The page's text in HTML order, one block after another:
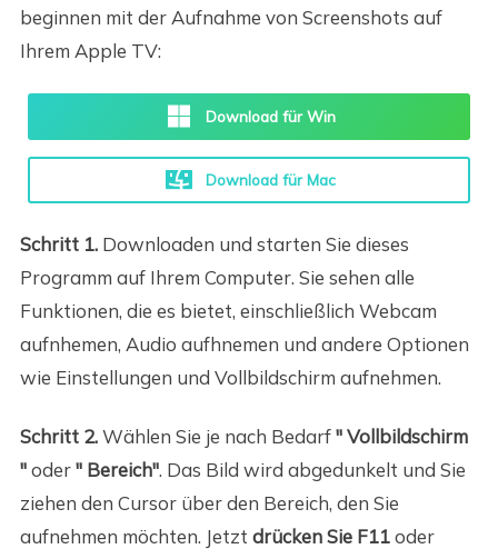
beginnen mit der Aufnahme von Screenshots auf
Ihrem Apple TV:
Download für Win
Download für Mac
Schritt 1. Downloaden und starten Sie dieses
Programm auf Ihrem Computer. Sie sehen alle
Funktionen, die es bietet, einschließlich Webcam
aufnhemen, Audio aufhnemen und andere Optionen
wie Einstellungen und Vollbildschirm aufnehmen.
Schritt 2.Wählen Sie je nach Bedarf" Vollbildschirm
"oder" Bereich". Das Bild wird abgedunkelt und Sie
ziehen den Cursor über den Bereich, den Sie
aufnehmen möchten. Jetzt drücken Sie F11oder